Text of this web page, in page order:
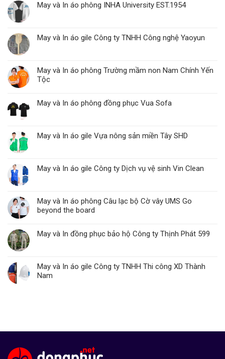
May và In áo phông INHA University EST.1954
May và In áo gile Công ty TNHH Công nghệ Yaoyun
May và In áo phông Trường mầm non Nam Chính Yến
Tộc
May và In áo phông đồng phục Vua Sofa
May và In áo gile Vựa nông sản miền Tây SHD
May và In áo gile Công ty Dịch vụ vệ sinh Vin Clean
May và In áo phông Câu lạc bộ Cờ vây UMS Go
beyond the board
May và In đồng phục bảo hộ Công ty Thịnh Phát 599
May và In áo gile Công ty TNHH Thi công XD Thành
Nam